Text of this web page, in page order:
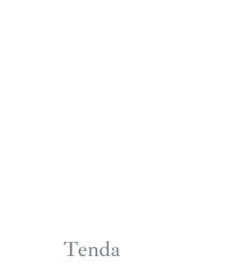
Tenda